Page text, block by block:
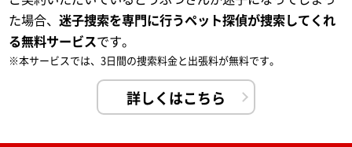
た場合、迷子捜索を専門に行うペット探偵が捜索してくれ
る無料サービスです。
※本サービスでは、3日間の捜索料金と出張料が無料です。
詳しくはこちら